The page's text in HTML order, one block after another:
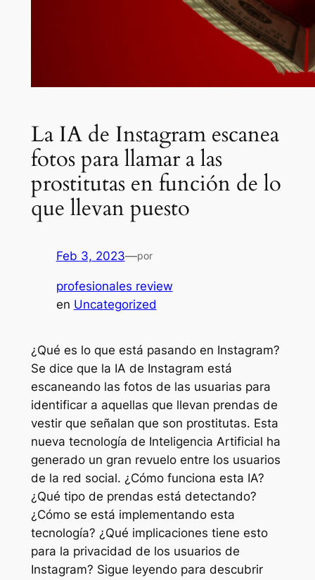
La IA de Instagram escanea
fotos para llamar a las
prostitutas en función de lo
que llevan puesto
Feb 3, 2023—por
profesionales review
en Uncategorized
¿Qué es lo que está pasando en Instagram?
Se dice que la IA de Instagram está
escaneando las fotos de las usuarias para
identificar a aquellas que llevan prendas de
vestir que señalan que son prostitutas. Esta
nueva tecnología de Inteligencia Artificial ha
generado un gran revuelo entre los usuarios
de la red social. ¿Cómo funciona esta IA?
¿Qué tipo de prendas está detectando?
¿Cómo se está implementando esta
tecnología? ¿Qué implicaciones tiene esto
para la privacidad de los usuarios de
Instagram? Sigue leyendo para descubrir